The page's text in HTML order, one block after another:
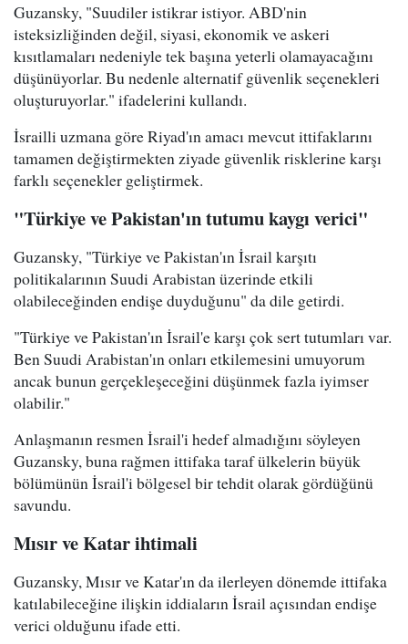
Guzansky, "Suudiler istikrar istiyor. ABD'nin
isteksizliğinden değil, siyasi, ekonomik ve askeri
kısıtlamaları nedeniyle tek başına yeterli olamayacağını
düşünüyorlar. Bu nedenle alternatif güvenlik seçenekleri
oluşturuyorlar." ifadelerini kullandı.
İsrailli uzmana göre Riyad'ın amacı mevcut ittifaklarını
tamamen değiştirmekten ziyade güvenlik risklerine karşı
farklı seçenekler geliştirmek.
"Türkiye ve Pakistan'ın tutumu kaygı verici"
Guzansky, "Türkiye ve Pakistan'ın İsrail karşıtı
politikalarının Suudi Arabistan üzerinde etkili
olabileceğinden endişe duyduğunu" da dile getirdi.
"Türkiye ve Pakistan'ın İsrail'e karşı çok sert tutumları var.
Ben Suudi Arabistan'ın onları etkilemesini umuyorum
ancak bunun gerçekleşeceğini düşünmek fazla iyimser
olabilir."
Anlaşmanın resmen İsrail'i hedef almadığını söyleyen
Guzansky, buna rağmen ittifaka taraf ülkelerin büyük
bölümünün İsrail'i bölgesel bir tehdit olarak gördüğünü
savundu.
Mısır ve Katar ihtimali
Guzansky, Mısır ve Katar'ın da ilerleyen dönemde ittifaka
katılabileceğine ilişkin iddiaların İsrail açısından endişe
verici olduğunu ifade etti.